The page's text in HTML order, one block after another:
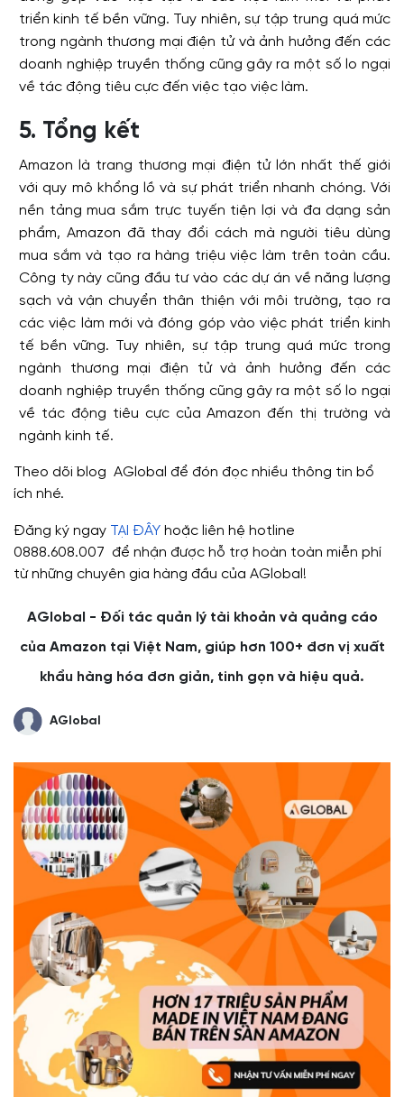
triển kinh tế bền vững. Tuy nhiên, sự tập trung quá mức
trong ngành thương mại điện tử và ảnh hưởng đến các
doanh nghiệp truyền thống cũng gây ra một số lo ngại
về tác động tiêu cực đến việc tạo việc làm.
5. Tổng kết
Amazon là trang thương mại điện tử lớn nhất thế giới
với quy mô khổng lồ và sự phát triển nhanh chóng. Với
nền tảng mua sắm trực tuyến tiện lợi và đa dạng sản
phẩm, Amazon đã thay đổi cách mà người tiêu dùng
mua sắm và tạo ra hàng triệu việc làm trên toàn cầu.
Công ty này cũng đầu tư vào các dự án về năng lượng
sạch và vận chuyển thân thiện với môi trường, tạo ra
các việc làm mới và đóng góp vào việc phát triển kinh
tế bền vững. Tuy nhiên, sự tập trung quá mức trong
ngành thương mại điện tử và ảnh hưởng đến các
doanh nghiệp truyền thống cũng gây ra một số lo ngại
về tác động tiêu cực của Amazon đến thị trường và
ngành kinh tế.
Theo dõi blog AGlobal để đón đọc nhiều thông tin bổ
ích nhé.
Đăng ký ngay TẠI ĐÂY hoặc liên hệ hotline
0888.608.007 để nhận được hỗ trợ hoàn toàn miễn phí
từ những chuyên gia hàng đầu của AGlobal!
AGlobal - Đối tác quản lý tài khoản và quảng cáo
của Amazon tại Việt Nam, giúp hơn 100+ đơn vị xuất
khẩu hàng hóa đơn giản, tinh gọn và hiệu quả.
AGlobal